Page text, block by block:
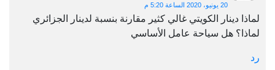
20 يونيو، 2020 الساعة 5:20 م
لماذا دينار الكويتي غالي كثير مقارنة بنسبة لدينار الجزائري
لماذا؟ هل سياحة عامل الأساسي
رد